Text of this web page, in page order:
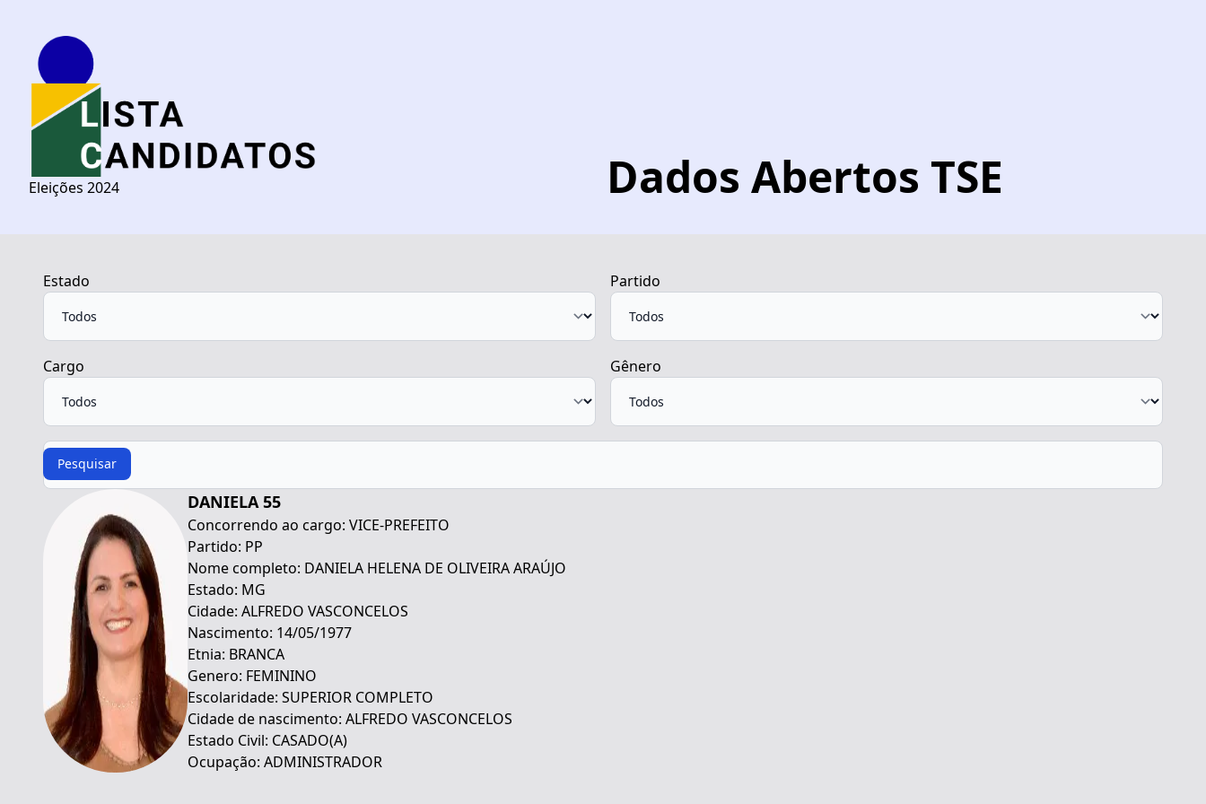
Eleições 2024 Dados Abertos TSE
Estado Partido
Cargo Gênero
Procurar
Pesquisar
DANIELA 55
Concorrendo ao cargo: VICE-PREFEITO
Partido: PP
Nome completo: DANIELA HELENA DE OLIVEIRA ARAÚJO
Estado: MG
Cidade: ALFREDO VASCONCELOS
Nascimento: 14/05/1977
Etnia: BRANCA
Genero: FEMININO
Escolaridade: SUPERIOR COMPLETO
Cidade de nascimento: ALFREDO VASCONCELOS
Estado Civil: CASADO(A)
Ocupação: ADMINISTRADOR